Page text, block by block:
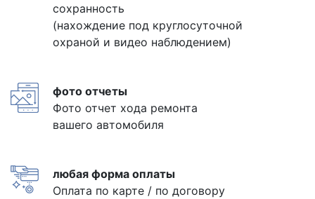
сохранность
(нахождение под круглосуточной
охраной и видео наблюдением)
фото отчеты
Фото отчет хода ремонта
вашего автомобиля
любая форма оплаты
Оплата по карте / по договору